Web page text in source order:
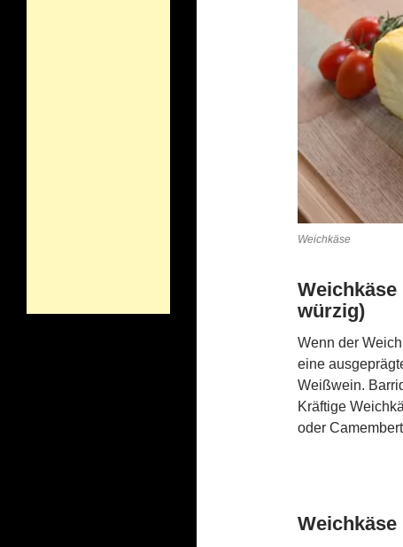
Weichkäse
würzig)
Wenn der
eine
Weißwein.
Kräftige
oder